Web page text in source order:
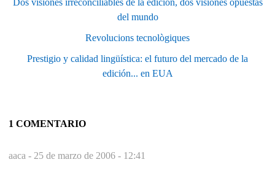
del mundo
Revolucions tecnològiques
Prestigio y calidad lingüística: el futuro del mercado de la
edición... en EUA
1 COMENTARIO
aaca - 25 de marzo de 2006 - 12:41